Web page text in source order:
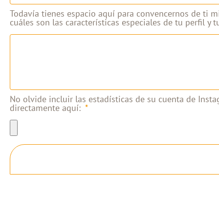
Todavía tienes espacio aquí para convencernos de ti
cuáles son las características especiales de tu perfil y
No olvide incluir las estadísticas de su cuenta de
directamente aquí: